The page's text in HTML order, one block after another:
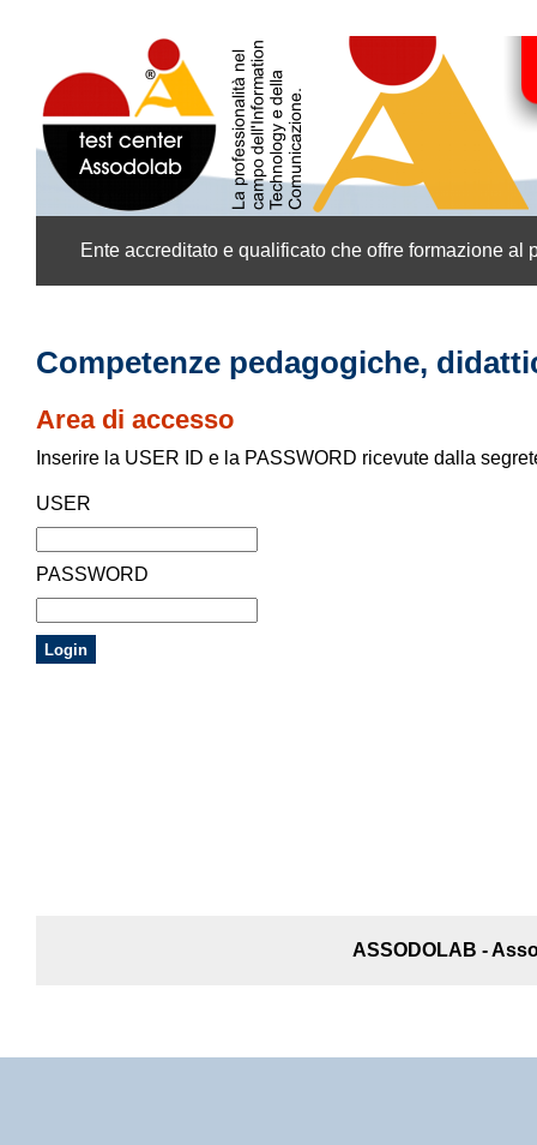
Ente accreditato e qualificato che offre formazione
Competenze pedagogiche,
Area di accesso
Inserire la USER ID e la PASSWORD ricevute dalla
USER
PASSWORD
ASSODOLAB -